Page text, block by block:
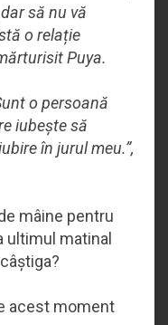
să nu vă
o relație
Puya.
o persoană
iubește să
în jurul meu.”,
mâine pentru
ultimul matinal
acest moment